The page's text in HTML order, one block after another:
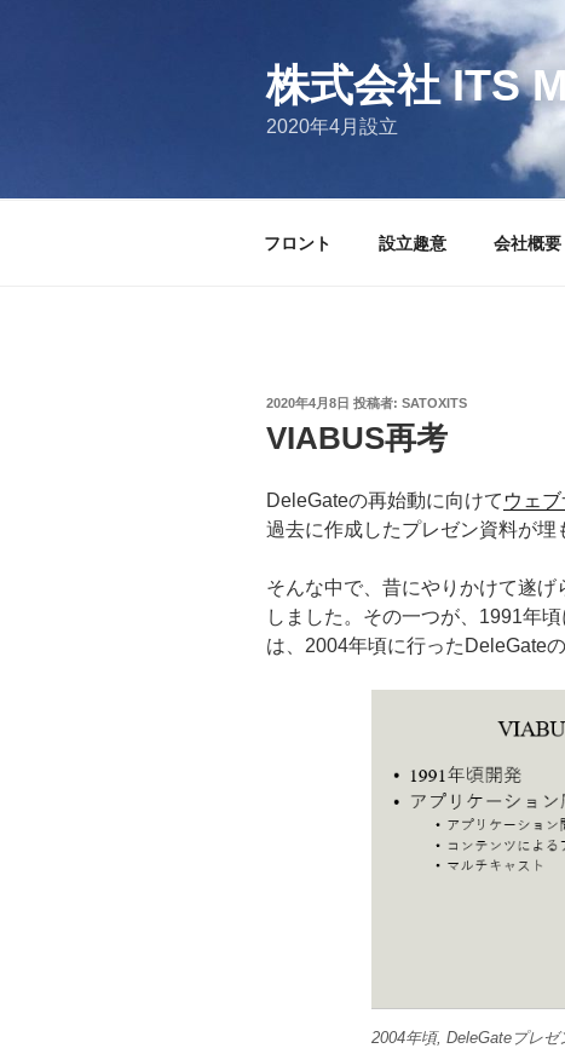
株式会社 ITS
2020年4月設立
フロント 設立趣意 会社概要
投
日:
2020年4月8日 投稿者: SATOXITS
VIABUS再考
DeleGateの再始動に向けて ウェブ
過去に作成したプレゼン資料が埋
そんな中で、昔にやりかけて遂
しました。その一つが、1991年
は、2004年頃に行ったDeleGate
2004年頃, DeleGateプレ